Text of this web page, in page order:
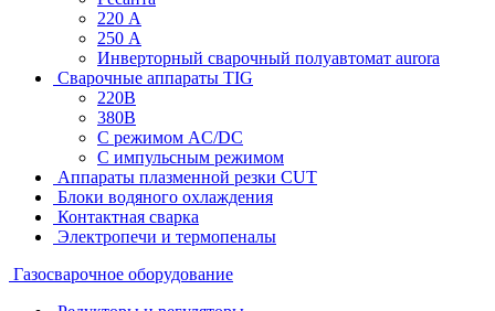
220 А
250 А
Инверторный сварочный полуавтомат aurora
Сварочные аппараты TIG
220В
380В
С режимом AC/DC
С импульсным режимом
Аппараты плазменной резки CUT
Блоки водяного охлаждения
Контактная сварка
Электропечи и термопеналы
Газосварочное оборудование